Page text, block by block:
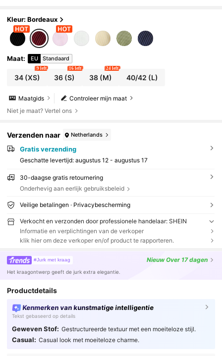
Kleur: Bordeaux
Maat: EU Standaard
34(XS)
9 left
36 (S)
16 left
38(M)
24 left
40/42 (L)
Controleer mijn maat
Maatgids
Niet je maat? Vertel ons
Verzenden naar Netherlands
Gratis verzending
Geschatte levertijd: augustus 12 - augustus 17
30-daagse gratis retournering
Onderhevig aan eerlijk gebruiksbeleid
Veilige betalingen · Privacybescherming
Verkocht en verzonden door professionele handelaar: SHEIN
Informatie en verplichtingen van de verkoper
klik hier om deze verkoper en/of product te rapporteren.
#Jurk met kraag NieuwOver 17 dagen
Het kraagontwerp geeft de jurk extra elegantie.
Productdetails
Kenmerken van kunstmatige intelligentie
Tekst gebaseerd op details
Geweven Stof: Gestructureerde textuur met een moeiteloze stijl.
Casual: Casual look met moeiteloze charme.